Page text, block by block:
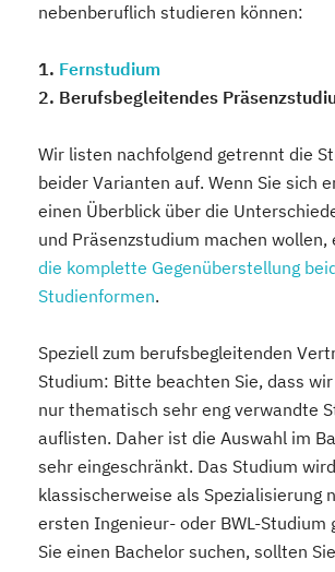
nebenberuflich studieren können:
1. Fernstudium
2. Berufsbegleitendes
Wir listen nachfolgend getrennt die
beider Varianten auf. Wenn Sie sich
einen Überblick über die
und Präsenzstudium machen
die komplette Gegenüberstellung
Studienformen.
Speziell zum berufsbegleitenden
Studium: Bitte beachten Sie, dass
nur thematisch sehr eng verwandte
auflisten. Daher ist die Auswahl im
sehr eingeschränkt. Das Studium wird
klassischerweise als Spezialisierung
ersten Ingenieur- oder BWL-Studium
Sie einen Bachelor suchen, sollten